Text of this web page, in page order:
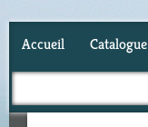
Accueil Catalogue